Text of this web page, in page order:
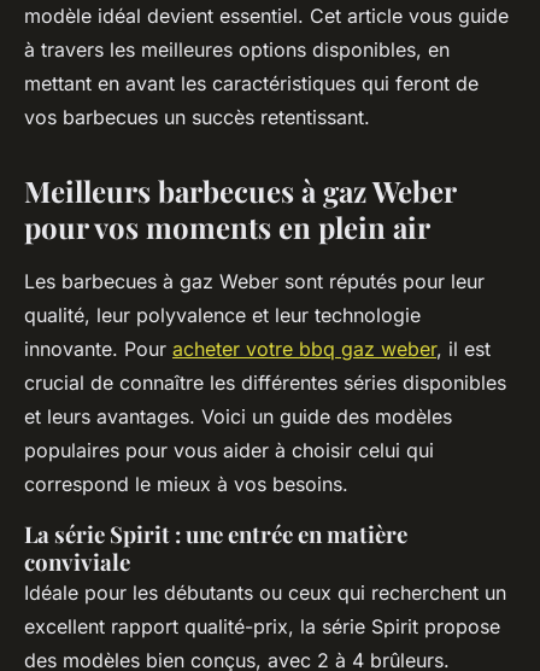
modèle idéal devient essentiel. Cet article vous guide
à travers les meilleures options disponibles, en
mettant en avant les caractéristiques qui feront de
vos barbecues un succès retentissant.
Meilleurs barbecues à gaz Weber
pour vos moments en plein air
Les barbecues à gaz Weber sont réputés pour leur
qualité, leur polyvalence et leur technologie
innovante. Pour acheter votre bbq gaz weber, il est
crucial de connaître les différentes séries disponibles
et leurs avantages. Voici un guide des modèles
populaires pour vous aider à choisir celui qui
correspond le mieux à vos besoins.
La série Spirit : une entrée en matière
conviviale
Idéale pour les débutants ou ceux qui recherchent un
excellent rapport qualité-prix, la série Spirit propose
des modèles bien conçus, avec 2 à 4 brûleurs.